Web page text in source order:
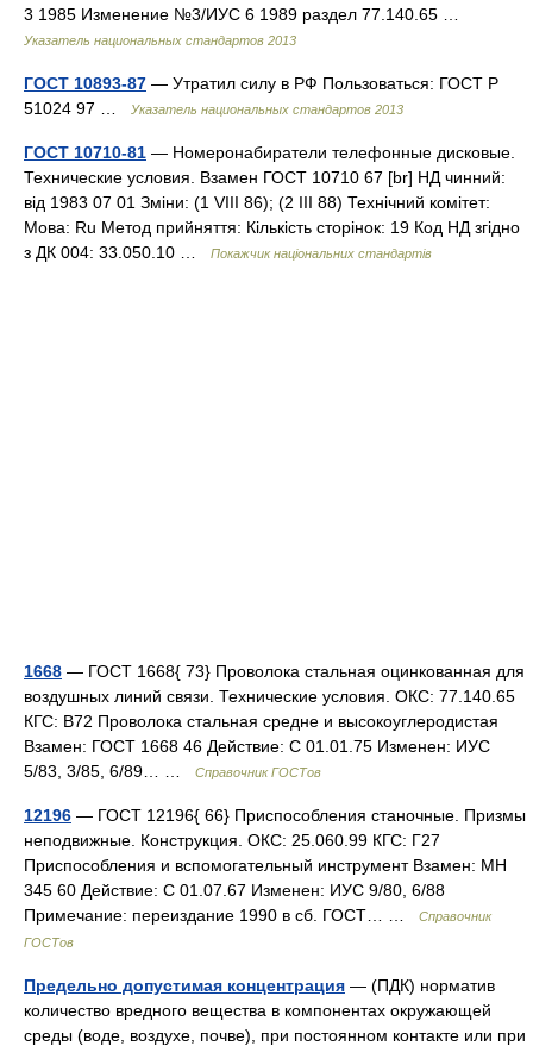
3 1985 Изменение №3/ИУС 6 1989 раздел 77.140.65 …
Указатель национальных стандартов 2013
ГОСТ 10893-87 — Утратил силу в РФ Пользоваться: ГОСТ Р
51024 97 …
Указатель национальных стандартов 2013
ГОСТ 10710-81 — Номеронабиратели телефонные дисковые.
Технические условия. Взамен ГОСТ 10710 67 [br] НД чинний:
від 1983 07 01 Зміни: (1 VIII 86); (2 III 88) Технічний комітет:
Мова: Ru Метод прийняття: Кількість сторінок: 19 Код НД згідно
з ДК 004: 33.050.10 …
Покажчик національних стандартів
1668 — ГОСТ 1668{ 73} Проволока стальная оцинкованная для
воздушных линий связи. Технические условия. ОКС: 77.140.65
КГС: В72 Проволока стальная средне и высокоуглеродистая
Взамен: ГОСТ 1668 46 Действие: С 01.01.75 Изменен: ИУС
5/83, 3/85, 6/89… …
Справочник ГОСТов
12196 — ГОСТ 12196{ 66} Приспособления станочные. Призмы
неподвижные. Конструкция. ОКС: 25.060.99 КГС: Г27
Приспособления и вспомогательный инструмент Взамен: МН
345 60 Действие: С 01.07.67 Изменен: ИУС 9/80, 6/88
Примечание: переиздание 1990 в сб. ГОСТ… …
Справочник
ГОСТов
Предельно допустимая концентрация — (ПДК) норматив
количество вредного веще­ства в компонентах окружающей
среды (воде, воздухе, почве), при постоянном контакте или при